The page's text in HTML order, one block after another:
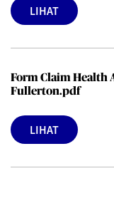
LIHAT
Form Claim Health
Fullerton.pdf
LIHAT